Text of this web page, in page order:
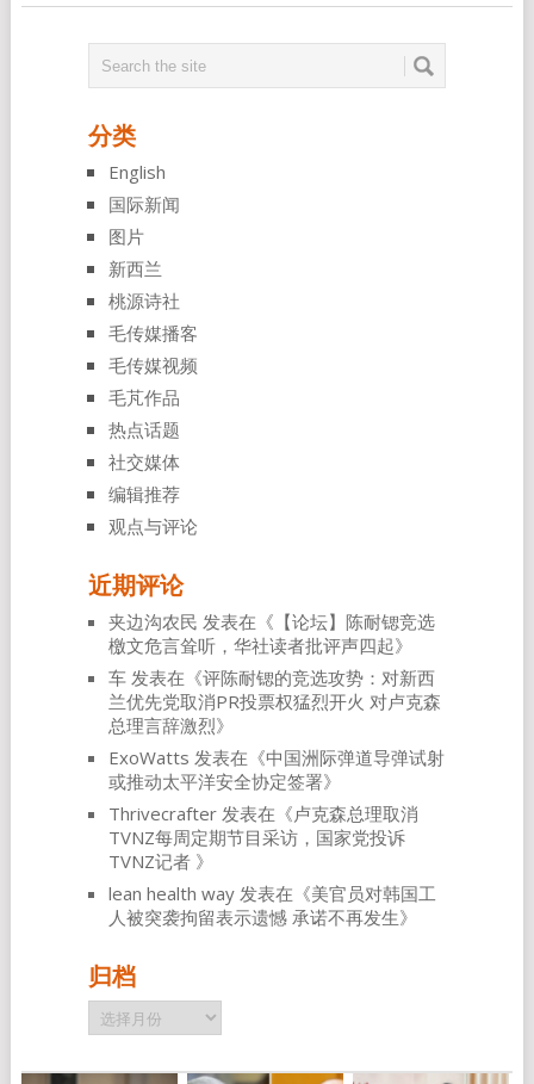
分类
English
国际新闻
图片
新西兰
桃源诗社
毛传媒播客
毛传媒视频
毛芃作品
热点话题
社交媒体
编辑推荐
观点与评论
近期评论
夹边沟农民 发表在《 【论坛】陈耐锶竞选
檄文危言耸听，华社读者批评声四起》
车发表在《评陈耐锶的竞选攻势：对新西
兰优先党取消PR投票权猛烈开火 对卢克森
总理言辞激烈》
ExoWatts 发表在《中国洲际弹道导弹试射
或推动太平洋安全协定签署》
Thrivecrafter发表在《卢克森总理取消
TVNZ每周定期节目采访，国家党投诉
TVNZ记者 》
lean health way发表在《美官员对韩国工
人被突袭拘留表示遗憾 承诺不再发生》
归档
归
档